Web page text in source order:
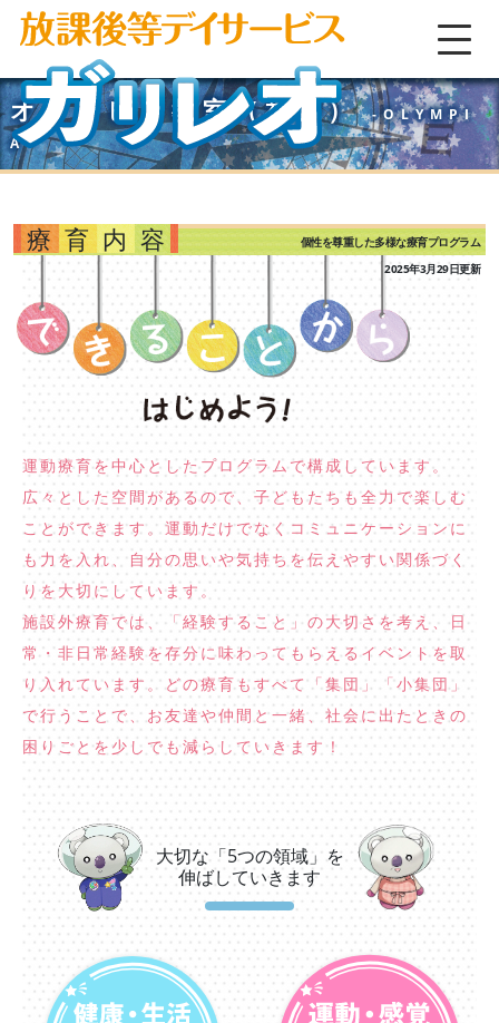
オリンピア教室（神戸） OLYMPI
A
療育内容
個性を尊重した多様な療育プログラム
2025年3月29日更新
運動療育を中心としたプログラムで構成しています。
広々とした空間があるので、子どもたちも全力で楽しむ
ことができます。運動だけでなくコミュニケーションに
も力を入れ、自分の思いや気持ちを伝えやすい関係づく
りを大切にしています。
施設外療育では、「経験すること」の大切さを考え、日
常・非日常経験を存分に味わってもらえるイベントを取
り入れています。どの療育もすべて「集団」「小集団」
で行うことで、お友達や仲間と一緒、社会に出たときの
困りごとを少しでも減らしていきます！
大切な「5つの領域」を
伸ばしていきます